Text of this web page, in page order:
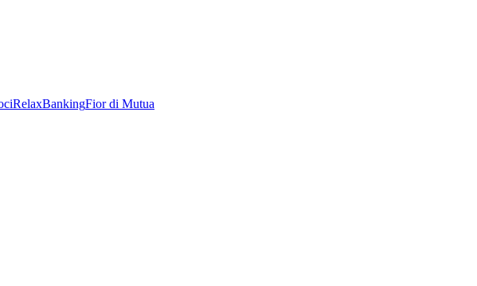
RelaxBankingFior di Mutua